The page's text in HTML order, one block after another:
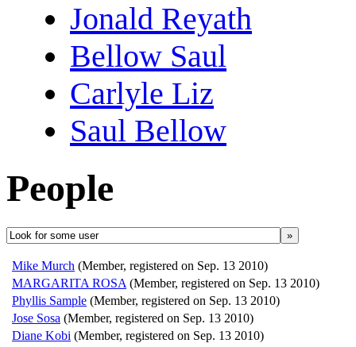
Jonald Reyath
Bellow Saul
Carlyle Liz
Saul Bellow
People
»
Mike Murch (Member, registered on Sep. 13 2010)
MARGARITA ROSA (Member, registered on Sep. 13 2010)
Phyllis Sample (Member, registered on Sep. 13 2010)
Jose Sosa (Member, registered on Sep. 13 2010)
Diane Kobi (Member, registered on Sep. 13 2010)